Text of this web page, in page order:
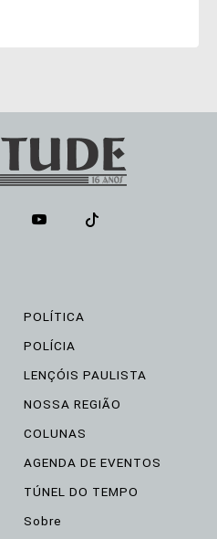
POLÍTICA
POLÍCIA
LENÇÓIS PAULISTA
NOSSA REGIÃO
COLUNAS
AGENDA DE EVENTOS
TÚNEL DO TEMPO
Sobre